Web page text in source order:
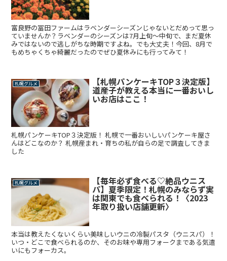
富良野の冨田ファームはラベンダーシーズンじゃないとだめって思っ
ていませんか？ラベンダーのシーズンは7月上旬～中旬で、まだ夏休
みではないので逃しがちな時期ですよね。でも大丈夫！今回、8月で
もめちゃくちゃ綺麗だったのでぜひ夏休みにも行ってみて！
札幌グルメ 【札幌パンケーキTOP３決定版】
道産子が教える本当に一番おいし
いお店はここ！
札幌パンケーキTOP３決定版！ 札幌で一番おいしいパンケーキ屋さ
んはどこなのか？ 札幌産まれ・育ちの私が自らの足で調査してきま
した
札幌グルメ 【毎年必ず食べる♡絶品ウニス
パ】夏季限定！札幌のみならず実
は関東でも食べられる！〈2023
年取り扱い店舗更新〉
本当は教えたくないくらい美味しいウニの冷製パスタ（ウニスパ）！
いつ・どこで食べられるのか、そのお味や専用フォークまである気遣
いにもフォーカス。